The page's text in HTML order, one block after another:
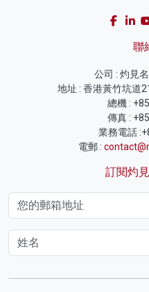
聯
公司 : 灼見
地址 : 香港黃竹坑道
總機 :
傳真 :
業務電話
電郵 :
訂閱灼